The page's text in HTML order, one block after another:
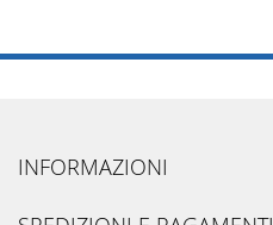
INFORMAZIONI